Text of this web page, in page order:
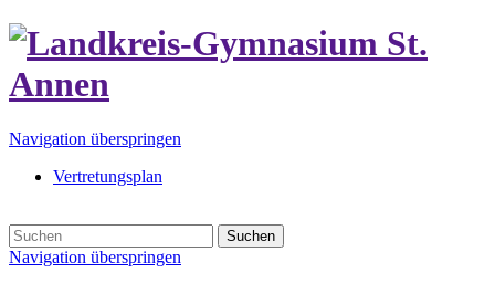
Navigation überspringen
Vertretungsplan
Suchen
Navigation überspringen